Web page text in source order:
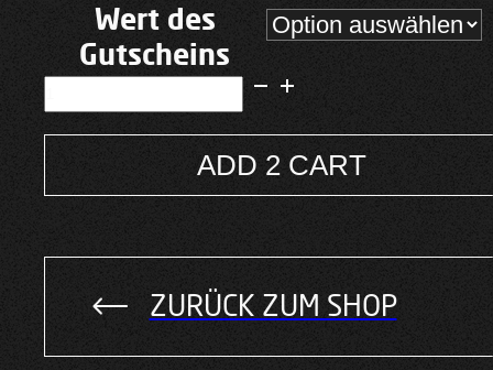
Wert des
Gutscheins
Alle
ADD 2 CART
ZURÜCK ZUM SHOP